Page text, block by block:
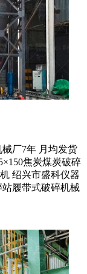
厂7年 月均发货
焦炭煤炭破碎
绍兴市盛科仪器
履带式破碎机械